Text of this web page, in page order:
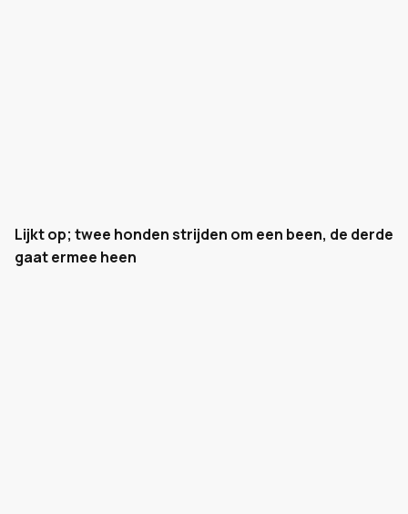
Lijkt op; twee honden strijden om een been, de derde
gaat ermee heen